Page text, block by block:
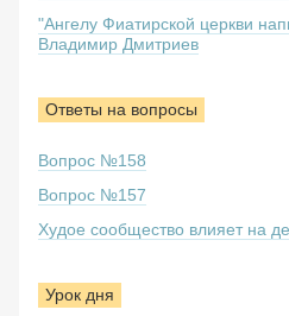
"Ангелу Фиатирской церкви
Владимир Дмитриев
Ответы на вопросы
Вопрос №158
Вопрос №157
Худое сообщество влияет на
Урок дня